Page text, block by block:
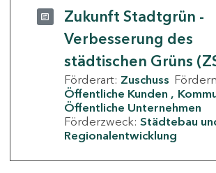
Zukunft Stadtgrün -
Verbesserung des
städtischen Grüns
Förderart: Zuschuss
Öffentliche Kunden
Öffentliche Unternehmen
Förderzweck: Städtebau
Regionalentwicklung